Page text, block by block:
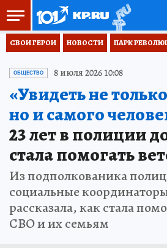
СВОИ ГЕРОИ НОВОСТИ ПАРК
ОБЩЕСТВО 8 июля 2026 10:08
«Увидеть не
но и самого
23 лет в полиции
стала помогать
Из подполкованика
социальные
рассказала, как стала
СВО и их семьям